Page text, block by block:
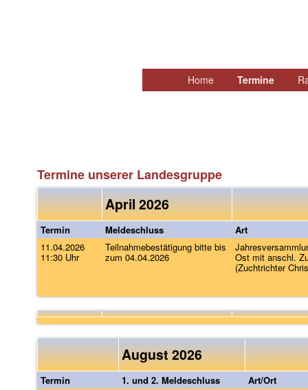
Zum
Home Termine
Termine unserer Landesgruppe
April 2026
Termin Meldeschluss
Art
11.04.2026
11:30 Uhr
Teilnahmebestätigung bitte bis
zum 04.04.2026 Ost mit anschl.
(Zuchtrichter
August 2026
Termin 1. und 2. Meldeschluss
Art/Ort